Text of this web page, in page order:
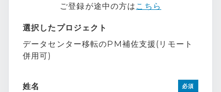
ご登録が途中の方は こちら
選択したプロジェクト
データセンター移転のPM補佐支援(リモート
併用可)
姓名 必須